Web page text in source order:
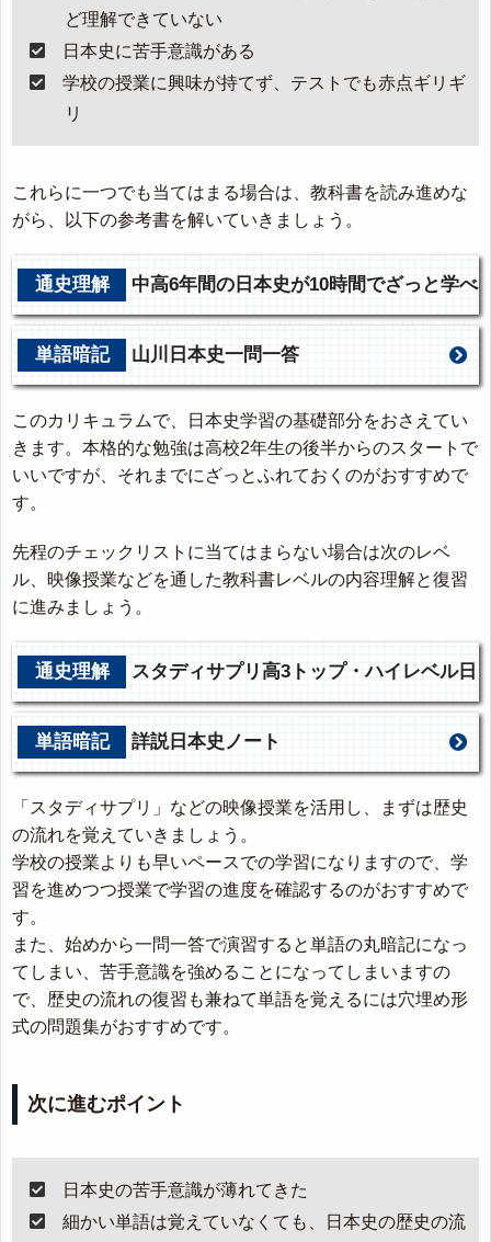
ど理解できていない
日本史に苦手意識がある
学校の授業に興味が持てず、テストでも赤点ギリギ
リ
これらに一つでも当てはまる場合は、教科書を読み進めな
がら、以下の参考書を解いていきましょう。
通史理解 中高6年間の日本史が10時間でざっと学べ
る
単語暗記 山川日本史一問一答
このカリキュラムで、日本史学習の基礎部分をおさえてい
きます。本格的な勉強は高校2年生の後半からのスタートで
いいですが、それまでにざっとふれておくのがおすすめで
す。
先程のチェックリストに当てはまらない場合は次のレベ
ル、映像授業などを通した教科書レベルの内容理解と復習
に進みましょう。
通史理解 スタディサプリ高3トップ・ハイレベル日
本史
単語暗記 詳説日本史ノート
「スタディサプリ」などの映像授業を活用し、まずは歴史
の流れを覚えていきましょう。
学校の授業よりも早いペースでの学習になりますので、学
習を進めつつ授業で学習の進度を確認するのがおすすめで
す。
また、始めから一問一答で演習すると単語の丸暗記になっ
てしまい、苦手意識を強めることになってしまいますの
で、歴史の流れの復習も兼ねて単語を覚えるには穴埋め形
式の問題集がおすすめです。
次に進むポイント
日本史の苦手意識が薄れてきた
細かい単語は覚えていなくても、日本史の歴史の流